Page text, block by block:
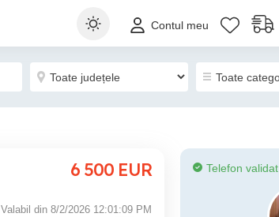
Contul meu
6 500 EUR
Valabil din 8/2/2026 12:01:09 PM
Telefon validat